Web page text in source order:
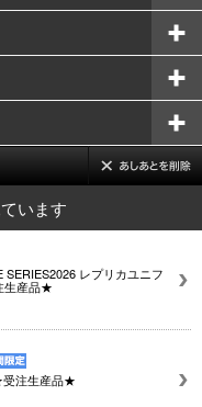
います
レプリカユニフ
生産品★
受注生産品★